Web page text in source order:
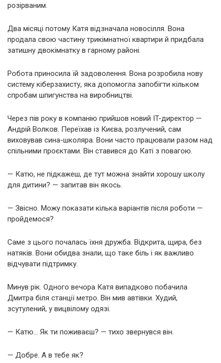
розірваним.
Два місяці потому Катя відзначала новосілля. Вона
продала свою частину трикімнатної квартири й придбала
затишну двокімнатку в гарному районі.
Робота приносила їй задоволення. Вона розробила нову
систему кіберзахисту, яка допомогла запобігти кільком
спробам шпигунства на виробництві.
Через пів року в компанію прийшов новий IT-директор —
Андрій Волков. Переїхав із Києва, розлучений, сам
виховував сина-школяра. Вони часто працювали разом над
спільними проєктами. Він ставився до Каті з повагою.
— Катю, не підкажеш, де тут можна знайти хорошу школу
для дитини? — запитав він якось.
— Звісно. Можу показати кілька варіантів після роботи —
пройдемося?
Саме з цього почалась їхня дружба. Відкрита, щира, без
натяків. Вони обидва знали, що таке біль і як важливо
відчувати підтримку.
Минув рік. Одного вечора Катя випадково побачила
Дмитра біля станції метро. Він мив автівки. Худий,
зсутулений, у вицвілому одязі.
— Катю… Як ти поживаєш? — тихо звернувся він.
— Добре. А в тебе як?